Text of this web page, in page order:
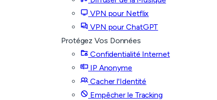
VPN pour Netflix
VPN pour ChatGPT
Protégez Vos Données
Confidentialité Internet
IP Anonyme
Cacher l'Identité
Empêcher le Tracking